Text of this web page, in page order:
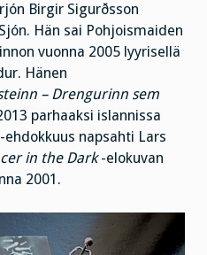
Birgir Sigurðsson
Hän sai Pohjoismaiden
vuonna 2005 lyyrisellä
Hänen
– Drengurinn sem
parhaaksi islannissa
napsahti Lars
in the Dark-elokuvan
2001.